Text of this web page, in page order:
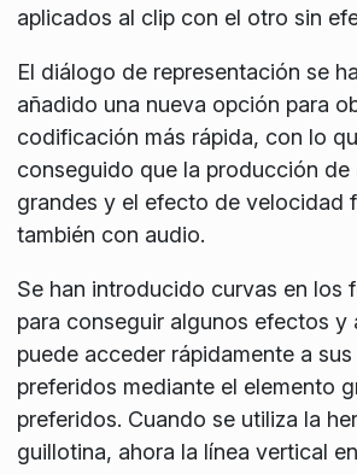
aplicados al clip con el otro sin
El diálogo de representación se
añadido una nueva opción para
codificación más rápida, con lo
conseguido que la producción de
grandes y el efecto de velocidad
también con audio.
Se han introducido curvas en los
para conseguir algunos efectos y
puede acceder rápidamente a
preferidos mediante el elemento
preferidos. Cuando se utiliza la
guillotina, ahora la línea vertical